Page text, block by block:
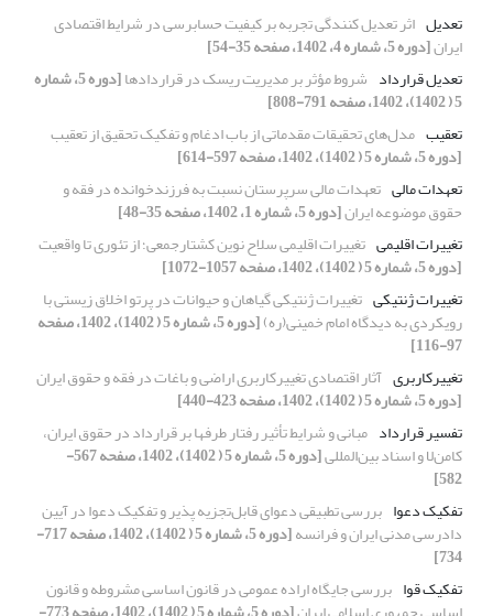
تعدیل اثر تعدیل کنندگی تجربه بر کیفیت حسابرسی در شرایط اقتصادی
ایران[دوره 5، شماره 4، 1402، صفحه 35-54]
تعدیل قرارداد شروط مؤثر بر مدیریت ریسک در قراردادها [دوره 5، شماره
5 ( 1402)، 1402، صفحه 791-808]
تعقیب مدل‌های تحقیقات مقدماتی از باب ادغام و تفکیک تحقیق از تعقیب
[دوره 5، شماره 5 ( 1402)، 1402، صفحه 597-614]
تعهدات مالی تعهدات مالی سرپرستان نسبت به فرزندخوانده در فقه و
حقوق موضوعه ایران[دوره 5، شماره 1، 1402، صفحه 35-48]
تغییرات اقلیمی تغییرات اقلیمی سلاح نوین کشتارجمعی؛ از تئوری تا واقعیت
[دوره 5، شماره 5 ( 1402)، 1402، صفحه 1057-1072]
تغییرات ژنتیکی تغییرات ژنتیکی گیاهان و حیوانات در پرتو اخلاق زیستی با
رویکردی به دیدگاه امام خمینی(ره) [دوره 5، شماره 5 ( 1402)، 1402، صفحه
97-116]
تغییرکاربری آثار اقتصادی تغییرکاربری اراضی و باغات در فقه و حقوق ایران
[دوره 5، شماره 5 ( 1402)، 1402، صفحه 423-440]
تفسیر قرارداد
مبانی و شرایط تأثیر رفتار طرف‎ها بر قرارداد در حقوق ایران،
کامن‌لا و اسناد بین‌المللی [دوره 5، شماره 5 ( 1402)، 1402، صفحه 567-
582]
تفکیک دعوا بررسی تطبیقی دعوای قابل‌تجزیه پذیر و تفکیک دعوا در آیین
دادرسی مدنی ایران و فرانسه [دوره 5، شماره 5 ( 1402)، 1402، صفحه 717-
734]
تفکیک قوا بررسی جایگاه اراده عمومی در قانون اساسی مشروطه و قانون